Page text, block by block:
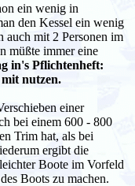
ein wenig in
den Kessel ein wenig
auch mit 2 Personen im
müßte immer eine
in's Pflichtenheft:
nutzen.
einer
bei einem 600 - 800
Trim hat, als bei
ergibt die
Boote im Vorfeld
Boots zu machen.